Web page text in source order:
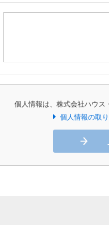
個人情報は、株式会社ハウス
個人情報の取